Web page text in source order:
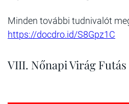
Minden további tudnivalót
https://docdro.id/S8Gpz1C
VIII. Nőnapi Virág